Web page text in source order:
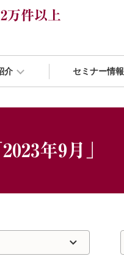
万件以上
介 セミナー情報
年9月」